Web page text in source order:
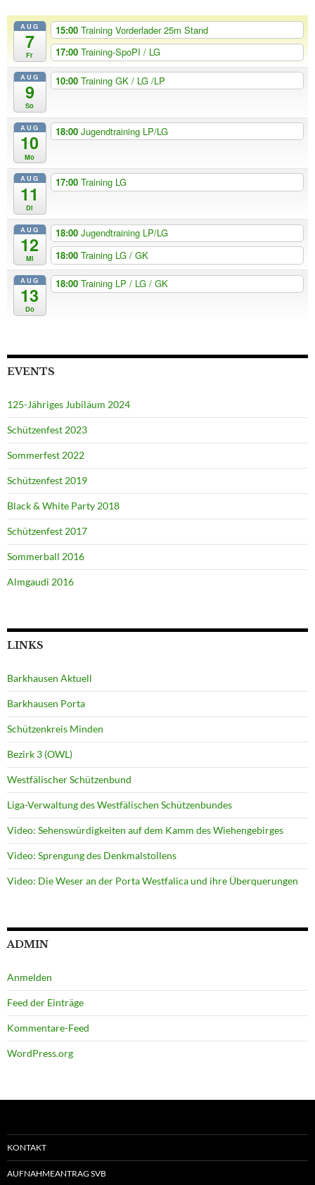
AUG
7
Fr
15:00 Training Vorderlader 25m Stand
17:00 Training-SpoPI / LG
AUG
9
So
10:00 Training GK / LG /LP
AUG
10
Mo
18:00 Jugendtraining LP/LG
AUG
11
Di
17:00 Training LG
AUG
12
Mi
18:00 Jugendtraining LP/LG
18:00 Training LG / GK
AUG
13
Do
18:00 Training LP / LG / GK
EVENTS
125-Jähriges Jubiläum 2024
Schützenfest 2023
Sommerfest 2022
Schützenfest 2019
Black & White Party 2018
Schützenfest 2017
Sommerball 2016
Almgaudi 2016
LINKS
Barkhausen Aktuell
Barkhausen Porta
Schützenkreis Minden
Bezirk 3 (OWL)
Westfälischer Schützenbund
Liga-Verwaltung des Westfälischen Schützenbundes
Video: Sehenswürdigkeiten auf dem Kamm des Wiehengebirges
Video: Sprengung des Denkmalstollens
Video: Die Weser an der Porta Westfalica und ihre Überquerungen
ADMIN
Anmelden
Feed der Einträge
Kommentare-Feed
WordPress.org
KONTAKT
AUFNAHMEANTRAG SVB